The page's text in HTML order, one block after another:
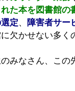
た本を図書館の
定、
障害者サー
欠かせない多く
みなさん、この